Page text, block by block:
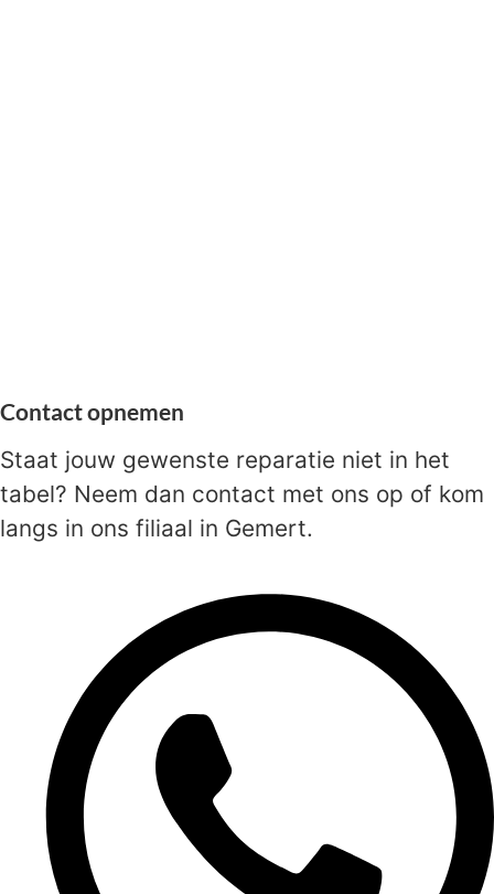
Contact opnemen
Staat jouw gewenste reparatie niet in het
tabel? Neem dan contact met ons op of kom
langs in ons filiaal in Gemert.